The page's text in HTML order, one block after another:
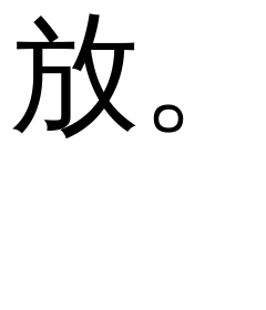
放。